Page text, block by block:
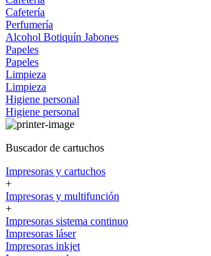
Cafetería
Perfumería
Alcohol Botiquín Jabones
Papeles
Papeles
Limpieza
Limpieza
Higiene personal
Higiene personal
Buscador de cartuchos
Impresoras y cartuchos
+
Impresoras y multifunción
+
Impresoras sistema continuo
Impresoras láser
Impresoras inkjet